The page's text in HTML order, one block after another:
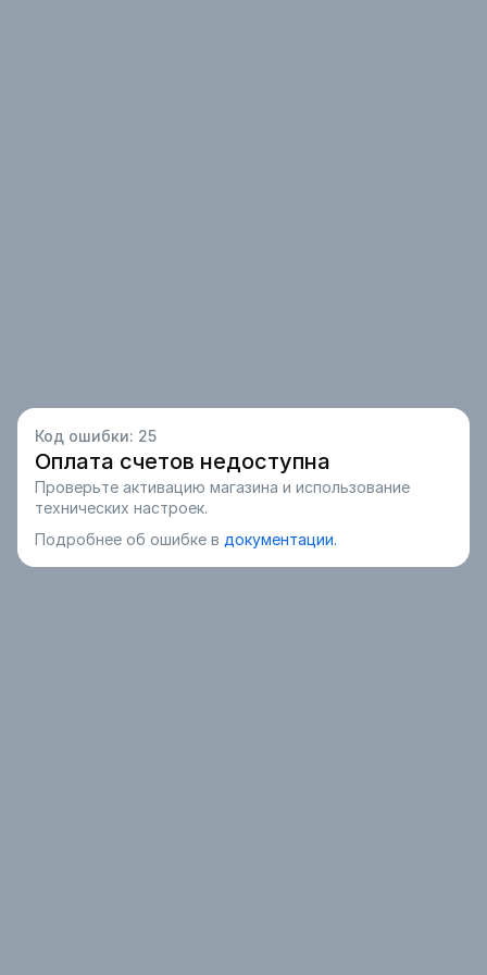
Код ошибки: 25
Оплата счетов недоступна
Проверьте активацию магазина и использование
технических настроек.
Подробнее об ошибке в документации.